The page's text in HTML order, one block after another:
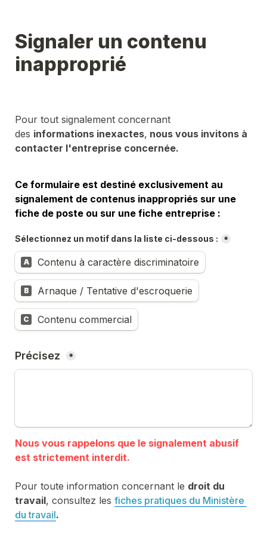
Signaler un contenu
inapproprié
Pour tout signalement concernant
des informations inexactes, nous vous invitons à
contacter l'entreprise concernée.
Ce formulaire est destiné exclusivement au
signalement de contenus inappropriés sur une
fiche de poste ou sur une fiche entreprise :
Sélectionnez un motif dans la liste ci-dessous : *
A Contenu à caractère discriminatoire
B Arnaque / Tentative d'escroquerie
C Contenu commercial
Précisez *
Nous vous rappelons que le signalement abusif
Pour toute information concernant le droit du
travail, consultez les fiches pratiques du Ministère
du travail